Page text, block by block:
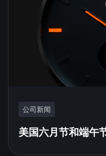
公司新闻
美国六月节和端午